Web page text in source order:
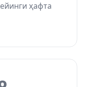
ҳафта